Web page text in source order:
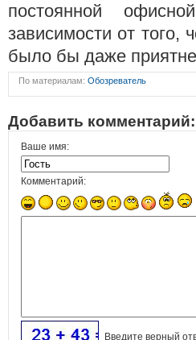
постоянной
зависимости от того,
было бы даже
По материалам: Обозреватель
Добавить комментарий:
Ваше имя:
Комментарий:
Введите верный